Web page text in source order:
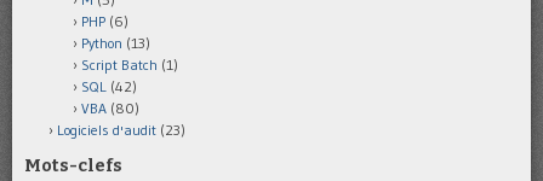
PHP (6)
Python (13)
Script Batch (1)
SQL (42)
VBA (80)
Logiciels d'audit (23)
Mots-clefs